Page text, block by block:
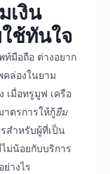
เงิน
ช้ทันใจ
ท์มือถือ ต่างอยาก
คล่องในยาม
มื่อทรูมูฟ เครือ
ตรการให้กู้ยืม
สำหรับผู้ที่เป็น
ม่น้อยกับบริการ
างไร